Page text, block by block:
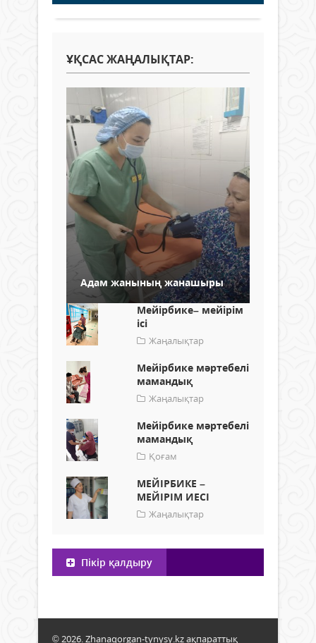
ҰҚСАС ЖАҢАЛЫҚТАР:
Адам жанының жанашыры
Мейірбике– мейірім
ісі
Жаңалықтар
Мейірбике мәртебелі
мамандық
Жаңалықтар
Мейірбике мәртебелі
мамандық
Қоғам
МЕЙІРБИКЕ –
МЕЙІРІМ ИЕСІ
Жаңалықтар
Пікір қалдыру
© 2026. Zhanaqorgan-tynysy.kz ақпараттық